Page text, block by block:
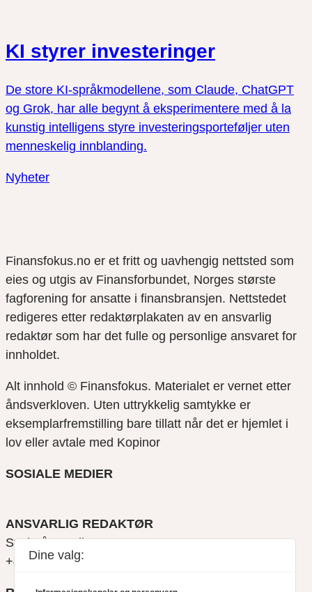
KI styrer investeringer
De store KI-språkmodellene, som Claude, ChatGPT
og Grok, har alle begynt å eksperimentere med å la
kunstig intelligens styre investeringsporteføljer uten
menneskelig innblanding.
Nyheter
Finansfokus.no er et fritt og uavhengig nettsted som
eies og utgis av Finansforbundet, Norges største
fagforening for ansatte i finansbransjen. Nettstedet
redigeres etter redaktørplakaten av en ansvarlig
redaktør som har det fulle og personlige ansvaret for
innholdet.
Alt innhold © Finansfokus. Materialet er vernet etter
åndsverkloven. Uten uttrykkelig samtykke er
eksemplarfremstilling bare tillatt når det er hjemlet i
lov eller avtale med Kopinor
SOSIALE MEDIER
ANSVARLIG REDAKTØR
Svein Åge Eriksen
+47 900 79 547
Dine valg: